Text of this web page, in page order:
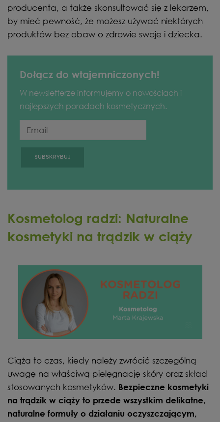
producenta, a także skonsultować się z lekarzem,
by mieć pewność, że możesz używać niektórych
produktów bez obaw o zdrowie swoje i dziecka.
Dołącz do wtajemniczonych!
W newsletterze informujemy o nowościach i
najlepszych poradach kosmetycznych.
Kosmetolog radzi: Naturalne
kosmetyki na trądzik w ciąży
Ciąża to czas, kiedy należy zwrócić szczególną
uwagę na właściwą pielęgnację skóry oraz skład
stosowanych kosmetyków. Bezpieczne kosmetyki
na trądzik w ciąży to przede wszystkim delikatne,
naturalne formuły o działaniu oczyszczającym,